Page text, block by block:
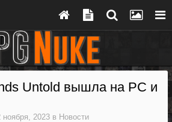
Untold вышла на PC и
ноября, 2023 в Новости